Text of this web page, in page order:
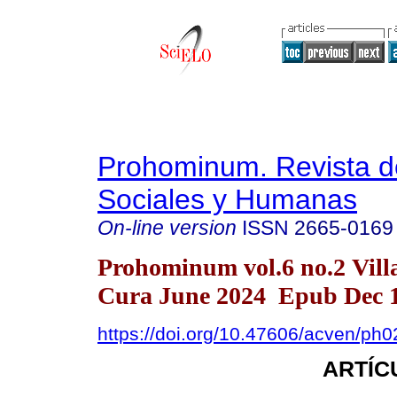
Prohominum. Revista
Sociales y Humanas
On-line version ISSN 2665-0169
Prohominum vol.6 no.2
Cura June 2024 Epub Dec
https://doi.org/10.47606/acven/